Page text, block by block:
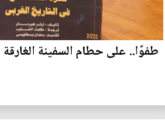
طفوًا.. على حطام السفينة الغارقة